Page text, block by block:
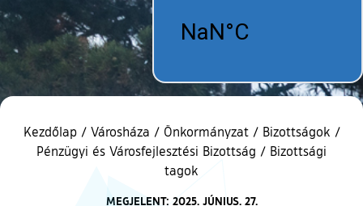
Kezdőlap / Városháza / Önkormányzat / Bizottságok /
Pénzügyi és Városfejlesztési Bizottság / Bizottsági
tagok
MEGJELENT: 2025. JÚNIUS. 27.